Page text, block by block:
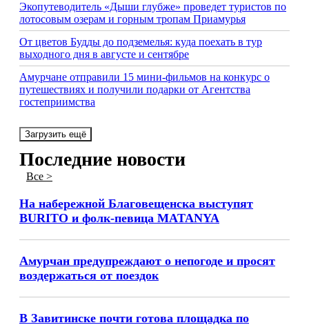
Экопутеводитель «Дыши глубже» проведет туристов по
лотосовым озерам и горным тропам Приамурья
От цветов Будды до подземелья: куда поехать в тур
выходного дня в августе и сентябре
Амурчане отправили 15 мини-фильмов на конкурс о
путешествиях и получили подарки от Агентства
гостеприимства
Загрузить ещё
Последние новости
Все >
На набережной Благовещенска выступят
BURITO и фолк-певица MATANYA
Амурчан предупреждают о непогоде и просят
воздержаться от поездок
В Завитинске почти готова площадка по